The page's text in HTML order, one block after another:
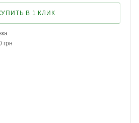
В 1 КЛИК
грн